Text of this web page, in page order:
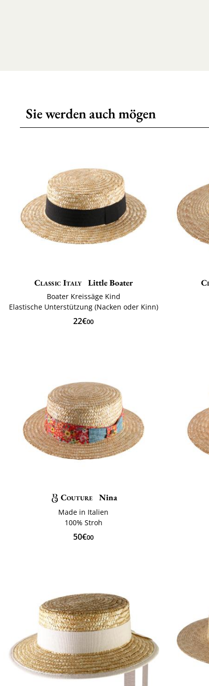
Sie werden auch mögen
Classic Italy Little Boater
Boater Kreissäge Kind
Elastische Unterstützung (Nacken oder Kinn)
22€00
Couture Nina
Made in Italien
100% Stroh
50€00